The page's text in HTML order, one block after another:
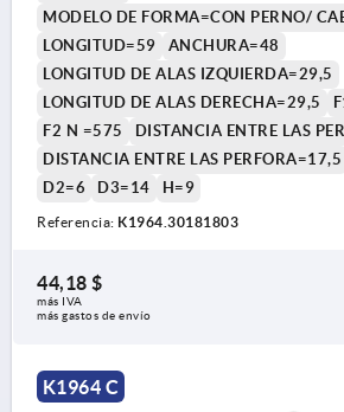
MODELO DE FORMA=CON PERNO/
LONGITUD=59
ANCHURA=48
LONGITUD DE ALAS IZQUIERDA=29,5
LONGITUD DE ALAS DERECHA=29,5
F2 N =575
DISTANCIA ENTRE LAS
DISTANCIA ENTRE LAS PERFORA=17,5
D2=6
D3=14 H=9
Referencia: K1964.30181803
44,18 $
más IVA
más gastos de envío
K1964 C